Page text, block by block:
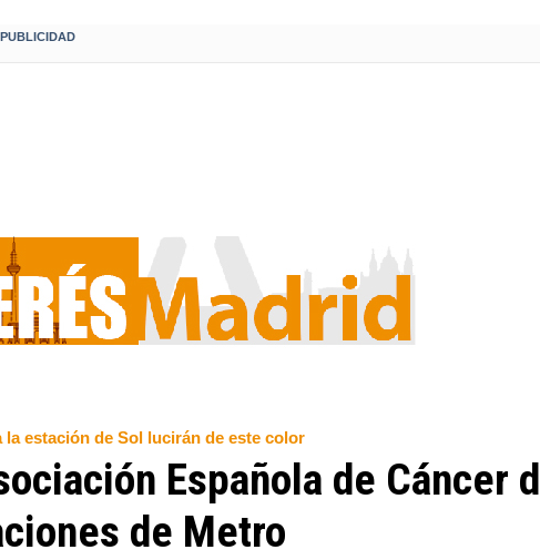
PUBLICIDAD
estación de Sol lucirán de este color
Española de Cáncer
de Metro